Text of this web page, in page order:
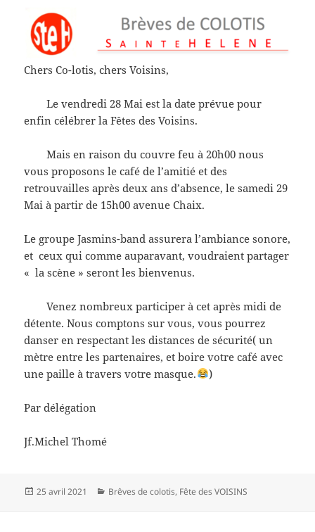
Chers Co-lotis, chers Voisins,
Le vendredi 28 Mai est la date prévue pour
enfin célébrer la Fêtes des Voisins.
Mais en raison du couvre feu à 20h00 nous
vous proposons le café de l’amitié et des
retrouvailles après deux ans d’absence, le samedi 29
Mai à partir de 15h00 avenue Chaix.
Le groupe Jasmins-band assurera l’ambiance sonore,
et ceux qui comme auparavant, voudraient partager
« la scène » seront les bienvenus.
Venez nombreux participer à cet après midi de
détente. Nous comptons sur vous, vous pourrez
danser en respectant les distances de sécurité( un
mètre entre les partenaires, et boire votre café avec
une paille à travers votre masque.
)
Par délégation
Jf.Michel Thomé
Publié
25 avril 2021 Catégories
Brêves de colotis, Fête des VOISINS